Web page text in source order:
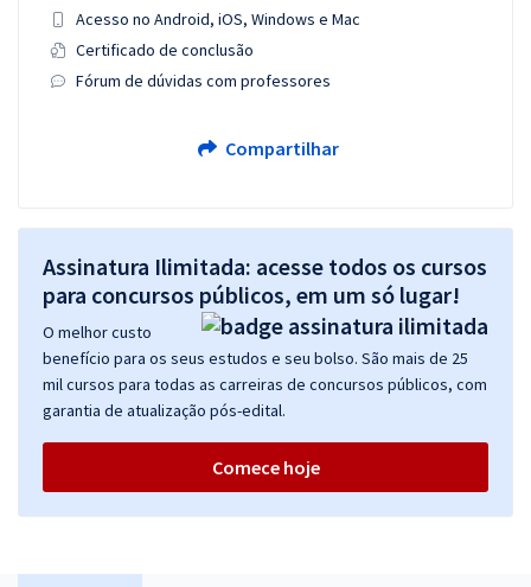
Acesso no Android, iOS, Windows e Mac
Certificado de conclusão
Fórum de dúvidas com professores
Compartilhar
Assinatura Ilimitada: acesse todos os cursos
para concursos públicos, em um só lugar!
O melhor custo
benefício para os seus estudos e seu bolso. São mais de 25
mil cursos para todas as carreiras de concursos públicos, com
garantia de atualização pós-edital.
Comece hoje